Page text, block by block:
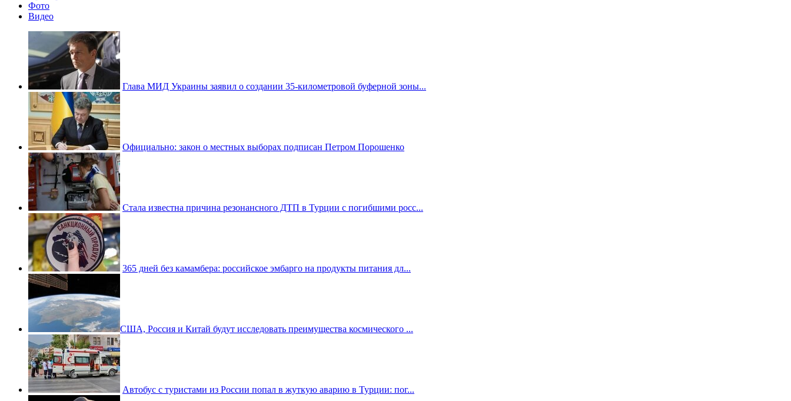
Фото
Видео
Глава МИД Украины заявил о создании 35-километровой буферной зоны...
Официально: закон о местных выборах подписан Петром Порошенко
Стала известна причина резонансного ДТП в Турции с погибшими росс...
365 дней без камамбера: российское эмбарго на продукты питания дл...
​США, Россия и Китай будут исследовать преимущества космического ...
Автобус с туристами из России попал в жуткую аварию в Турции: пог...